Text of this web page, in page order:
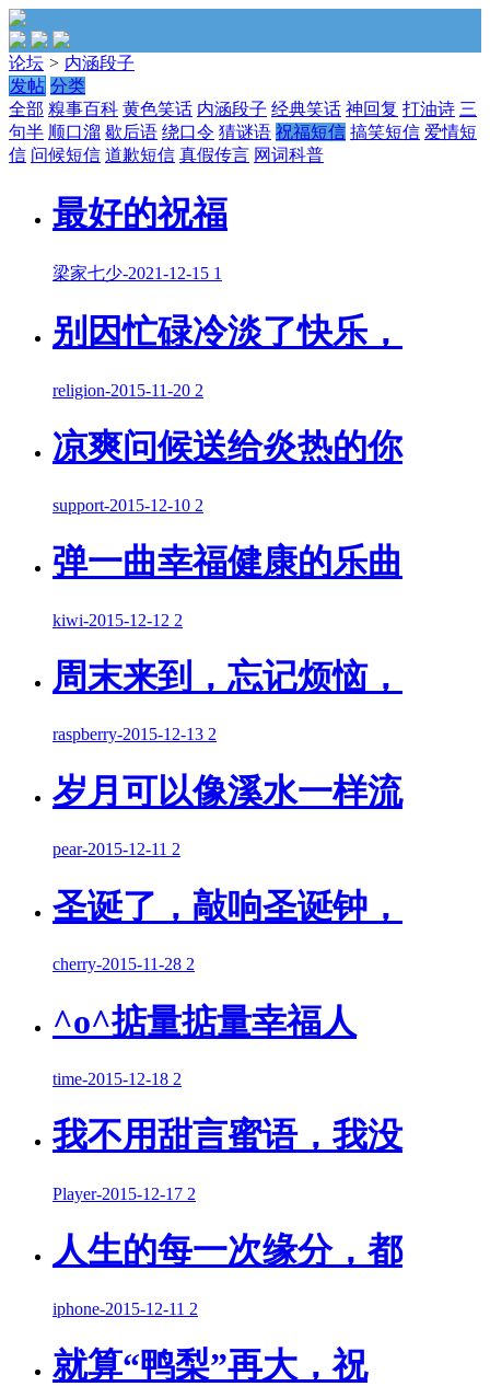
论坛 > 内涵段子
发帖 分类
全部 糗事百科 黄色笑话 内涵段子 经典笑话 神回复 打油诗 三
句半 顺口溜 歇后语 绕口令 猜谜语 祝福短信 搞笑短信 爱情短
信 问候短信 道歉短信 真假传言 网词科普
最好的祝福
梁家七少-2021-12-15 1
别因忙碌冷淡了快乐，
religion-2015-11-20 2
凉爽问候送给炎热的你
support-2015-12-10 2
弹一曲幸福健康的乐曲
kiwi-2015-12-12 2
周末来到，忘记烦恼，
raspberry-2015-12-13 2
岁月可以像溪水一样流
pear-2015-12-11 2
圣诞了，敲响圣诞钟，
cherry-2015-11-28 2
^o^掂量掂量幸福人
time-2015-12-18 2
我不用甜言蜜语，我没
Player-2015-12-17 2
人生的每一次缘分，都
iphone-2015-12-11 2
就算“鸭梨”再大，祝